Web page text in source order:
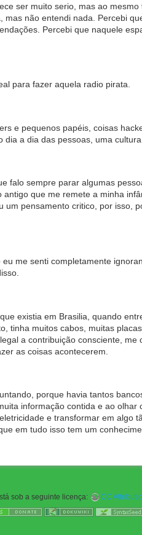
ser muito serio, mas ao
não entendi nada. Percebi
Percebi que naquele
para fazer aquela radio pirata.
e pequenos papéis, coisas
a dia das pessoas, uma
falo sempre parar algumas
que me remete a minha
um pensamento critico, por isso,
me senti completamente
existia em Brasilia, quando
tinha muitos cabos, muitas
a contribuição consciente,
as coisas acontecerem.
porque havia tantos
informação contida e ao
e transformar em algo
em tudo isso tem um
sob a seguinte licença: CC